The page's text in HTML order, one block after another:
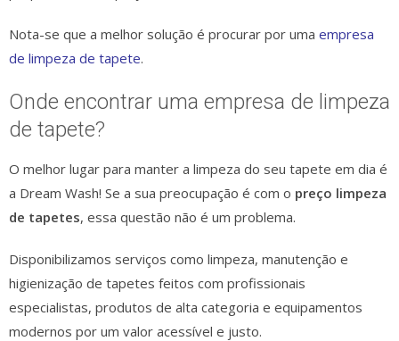
Nota-se que a melhor solução é procurar por uma empresa
de limpeza de tapete.
Onde encontrar uma empresa de limpeza
de tapete?
O melhor lugar para manter a limpeza do seu tapete em dia é
a Dream Wash! Se a sua preocupação é com o preço limpeza
de tapetes, essa questão não é um problema.
Disponibilizamos serviços como limpeza, manutenção e
higienização de tapetes feitos com profissionais
especialistas, produtos de alta categoria e equipamentos
modernos por um valor acessível e justo.